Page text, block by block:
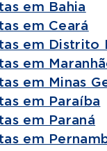
em Bahia
em Ceará
em Distrito
em
em Minas
em Paraíba
em Paraná
em